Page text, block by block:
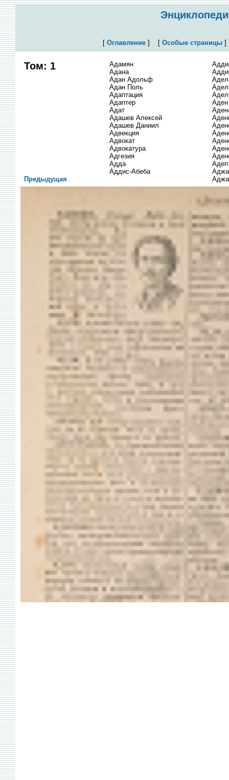
[ Оглавление] [ Особые страницы
Том: 1
Адамян
Адана
Адан Адольф
Адан Поль
Адаптация
Адаптер
Адат
Адашев Алексей
Адашев Даниил
Адвекция
Адвокат
Адвокатура
Адгезия
Адда
Аддис-Абеба
Аден
Предыдущая